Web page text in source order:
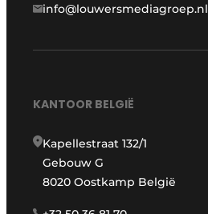
info@louwersmediagroep.nl
KANTOOR BELGIË
Kapellestraat 132/1
Gebouw G
8020 Oostkamp België